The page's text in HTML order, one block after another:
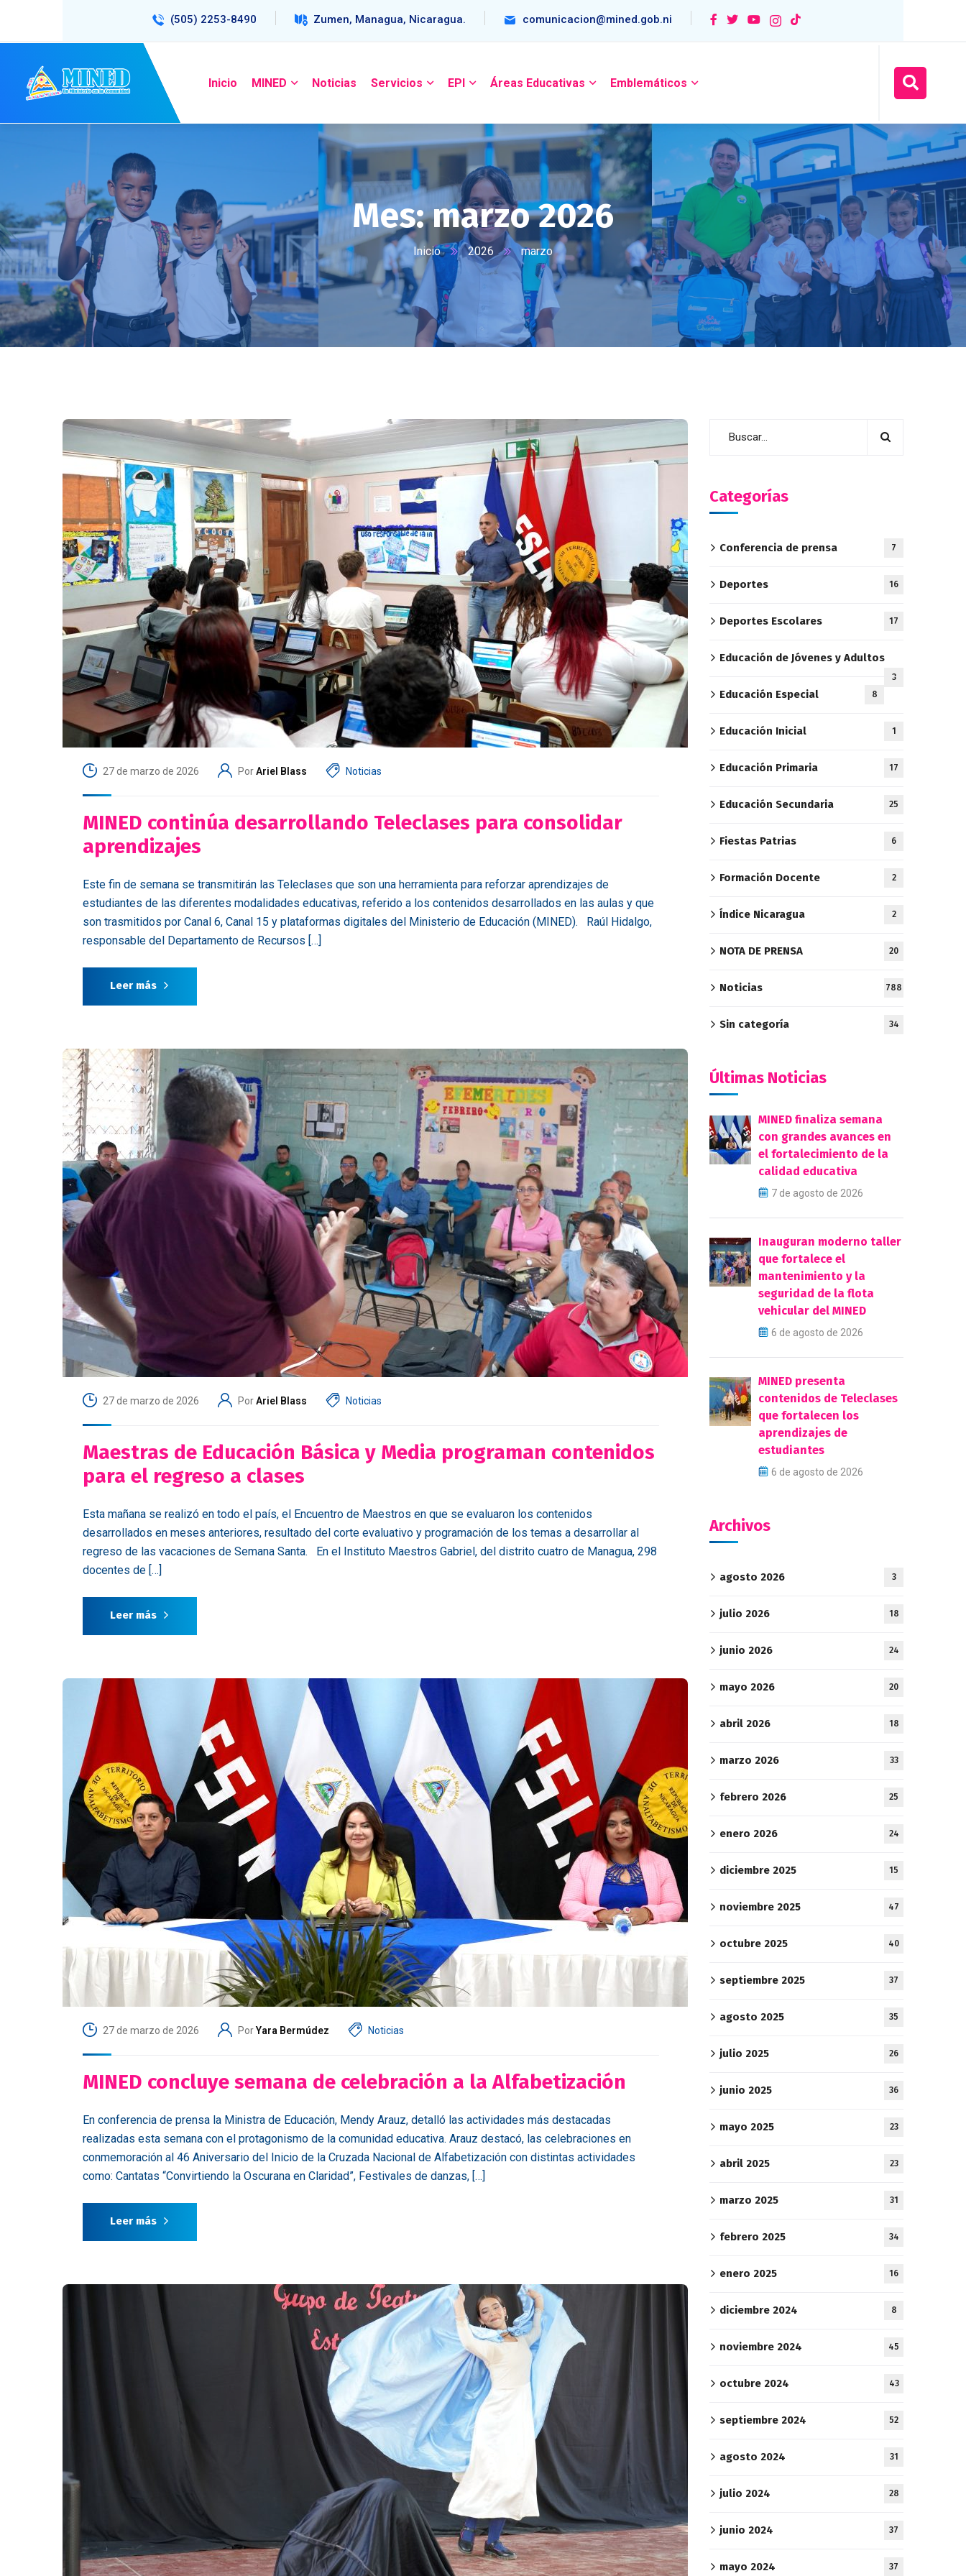
(505) 2253-8490 Zumen, Managua, Nicaragua. comunicacion@mined.gob.ni
Inicio MINED Noticias Servicios EPI Áreas Educativas Emblemáticos
Mes:marzo 2026
Inicio 2026 marzo
27 de marzo de 2026 PorAriel Blass Noticias
MINED continúa desarrollando Teleclases para consolidar
aprendizajes
Este fin de semana se transmitirán las Teleclases que son una herramienta para reforzar aprendizajes de
estudiantes de las diferentes modalidades educativas, referido a los contenidos desarrollados en las aulas y que
son trasmitidos por Canal 6, Canal 15 y plataformas digitales del Ministerio de Educación (MINED). Raúl Hidalgo,
responsable del Departamento de Recursos […]
Leer más
27 de marzo de 2026 PorAriel Blass Noticias
Maestras de Educación Básica y Media programan contenidos
para el regreso a clases
Esta mañana se realizó en todo el país, el Encuentro de Maestros en que se evaluaron los contenidos
desarrollados en meses anteriores, resultado del corte evaluativo y programación de los temas a desarrollar al
regreso de las vacaciones de Semana Santa. En el Instituto Maestros Gabriel, del distrito cuatro de Managua, 298
docentes de […]
Leer más
27 de marzo de 2026 PorYara Bermúdez Noticias
MINED concluye semana de celebración a la Alfabetización
En conferencia de prensa la Ministra de Educación, Mendy Arauz, detalló las actividades más destacadas
realizadas esta semana con el protagonismo de la comunidad educativa. Arauz destacó, las celebraciones en
conmemoración al 46 Aniversario del Inicio de la Cruzada Nacional de Alfabetización con distintas actividades
como: Cantatas “Convirtiendo la Oscurana en Claridad”, Festivales de danzas, […]
Leer más
Categorías
Conferencia de prensa 7
Deportes 16
Deportes Escolares 17
Educación de Jóvenes y Adultos
3
Educación Especial 8
Educación Inicial 1
Educación Primaria 17
Educación Secundaria 25
Fiestas Patrias 6
Formación Docente 2
Índice Nicaragua 2
NOTA DE PRENSA 20
Noticias 788
Sin categoría 34
Últimas Noticias
MINED finaliza semana
con grandes avances en
el fortalecimiento de la
calidad educativa
7 de agosto de 2026
Inauguran moderno taller
que fortalece el
mantenimiento y la
seguridad de la flota
vehicular del MINED
6 de agosto de 2026
MINED presenta
contenidos de Teleclases
que fortalecen los
aprendizajes de
estudiantes
6 de agosto de 2026
Archivos
agosto 2026 3
julio 2026 18
junio 2026 24
mayo 2026 20
abril 2026 18
marzo 2026 33
febrero 2026 25
enero 2026 24
diciembre 2025 15
noviembre 2025 47
octubre 2025 40
septiembre 2025 37
agosto 2025 35
julio 2025 26
junio 2025 36
mayo 2025 23
abril 2025 23
marzo 2025 31
febrero 2025 34
enero 2025 16
diciembre 2024 8
noviembre 2024 45
octubre 2024 43
septiembre 2024 52
agosto 2024 31
julio 2024 28
junio 2024 37
mayo 2024 37